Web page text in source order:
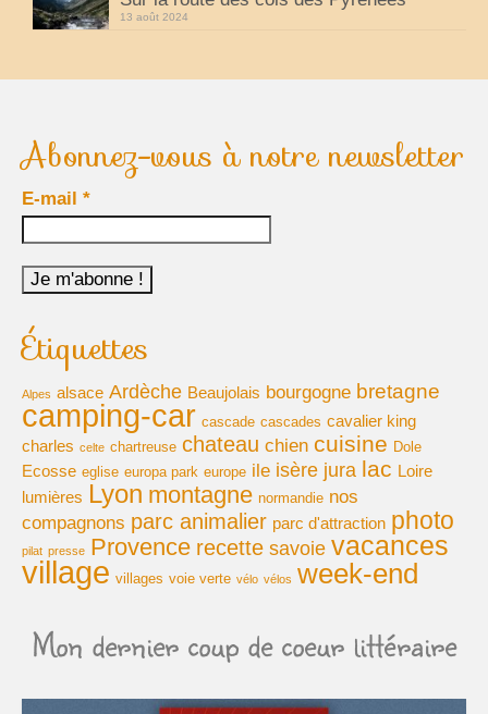
13 août 2024
Abonnez-vous à notre newsletter
E-mail *
Étiquettes
Alpes alsace Ardèche Beaujolais bourgogne bretagne
camping-car cascade cascades cavalier king
charles celte chartreuse chateau chien cuisine Dole
Ecosse eglise europa park europe ile isère jura lac Loire
lumières Lyon montagne normandie nos
compagnons parc animalier parc d'attraction photo
pilat presse Provence recette savoie vacances
village villages voie verte vélo vélos week-end
Mon dernier coup de coeur littéraire